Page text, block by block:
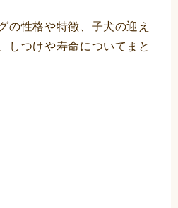
の性格や特徴、子犬の迎え
しつけや寿命についてまと